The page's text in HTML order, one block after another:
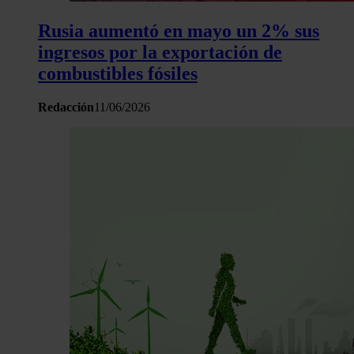
haya proporcionado o que hayan recopilado a partir del uso
hecho de sus servicios.
Rusia aumentó en mayo un 2% sus
ingresos por la exportación de
combustibles fósiles
Redacción11/06/2026